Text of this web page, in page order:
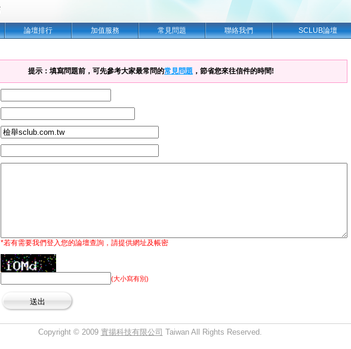
論壇排行 加值服務 常見問題 聯絡我們 SCLUB論壇
提示：填寫問題前，可先參考大家最常問的常見問題 ，節省您來往信件的時間!
*若有需要我們登入您的論壇查詢，請提供網址及帳密
(大小寫有別)
Copyright © 2009 實揚科技有限公司 Taiwan All Rights Reserved.